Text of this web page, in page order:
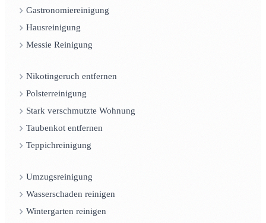
Gastronomiereinigung
Hausreinigung
Messie Reinigung
Nikotingeruch entfernen
Polsterreinigung
Stark verschmutzte Wohnung
Taubenkot entfernen
Teppichreinigung
Umzugsreinigung
Wasserschaden reinigen
Wintergarten reinigen